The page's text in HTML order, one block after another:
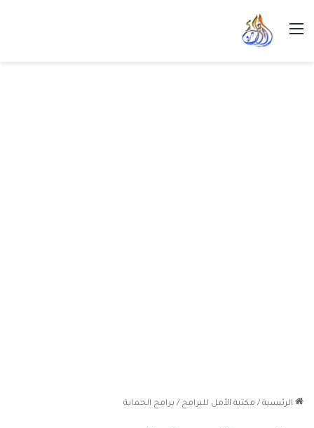
القائمة
الرئيسية / مكتبة الأمل للبرامج / برامج الحماية